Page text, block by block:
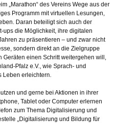
„Marathon“ des Vereins Wege aus der
Programm mit virtuellen Lesungen,
Daran beteiligt sich auch der
ups die Möglichkeit, ihre digitalen
zu präsentieren – und zwar nicht
sondern direkt an die Zielgruppe
Geräten einen Schritt weitergehen will,
Pfalz e.V., wie Sprach- und
Leben erleichtern.
und gerne bei Aktionen in ihrer
Tablet oder Computer erlernen
zum Thema Digitalisierung und
„Digitalisierung und Bildung für